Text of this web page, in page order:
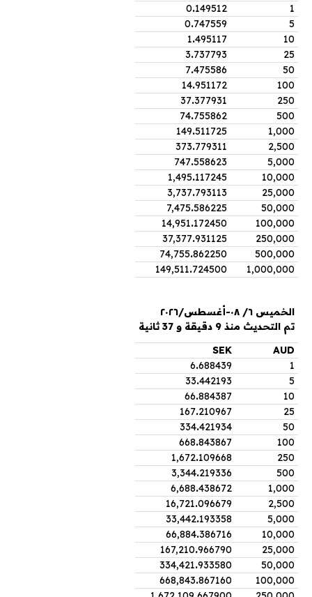
1
0.149512
5
0.747559
10
1.495117
25
3.737793
50
7.475586
100
14.951172
250
37.377931
500
74.755862
1,000
149.511725
2,500
373.779311
5,000
747.558623
10,000
1,495.117245
25,000
3,737.793113
50,000
7,475.586225
100,000
14,951.172450
250,000
37,377.931125
500,000
74,755.862250
1,000,000
149,511.724500
الخميس ٦/ ٠٨-أغسطس/٢٠٢٦
تم التحديث منذ 9 دقيقة و 37 ثانية
AUD
SEK
1
6.688439
5
33.442193
10
66.884387
25
167.210967
50
334.421934
100
668.843867
250
1,672.109668
500
3,344.219336
1,000
6,688.438672
2,500
16,721.096679
5,000
33,442.193358
10,000
66,884.386716
25,000
167,210.966790
50,000
334,421.933580
100,000
668,843.867160